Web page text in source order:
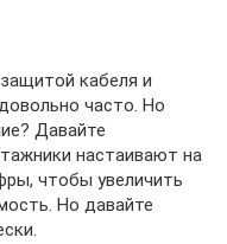
кабеля и
часто. Но
Давайте
настаивают на
чтобы увеличить
Но давайте